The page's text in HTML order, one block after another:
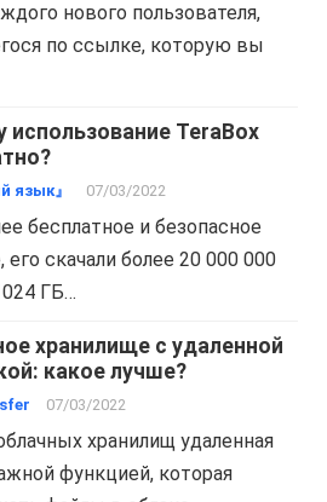
нового пользователя,
по ссылке, которую вы
использование TeraBox
язык』 07/03/2022
бесплатное и безопасное
скачали более 20 000 000
ГБ…
хранилище с удаленной
какое лучше?
07/03/2022
хранилищ удаленная
функцией, которая